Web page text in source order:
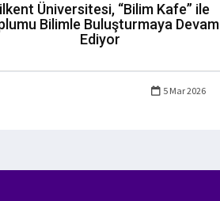
Üniversitesi, “Bilim Kafe” ile
Bilimle Buluşturmaya Devam
Ediyor
5 Mar 2026